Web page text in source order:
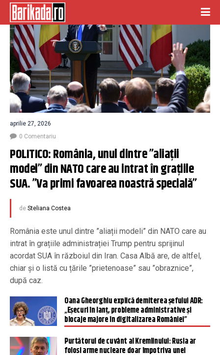
aprilie 27, 2026
0 Comentariu
POLITICO: România, unul dintre ”aliații
model” din NATO care au intrat în grațiile
SUA. ”Va primi favoarea noastră specială”
de Steliana Costea
România este unul dintre ”aliații modeli” din NATO care au
intrat în grațiile administrației Trump pentru sprijinul
acordat SUA în războiul din Iran. Casa Albă are, de altfel,
chiar și o listă cu țările ”prietenoase” sau ”obraznice”,
după caz.
Oana Gheorghiu explică demiterea șefului ADR:
„Eșecuri în lanț, probleme administrative și
blocaje majore în digitalizarea României”
Purtătorul de cuvânt al Kremlinului: Rusia ar
folosi arme nucleare doar împotriva unei